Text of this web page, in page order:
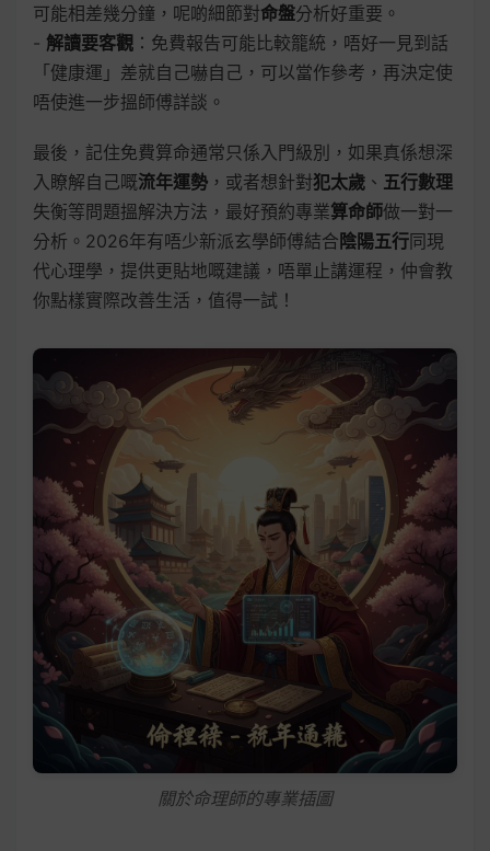
可能相差幾分鐘，呢啲細節對命盤分析好重要。
- 解讀要客觀 ：免費報告可能比較籠統，唔好一見到話
「健康運」差就自己嚇自己，可以當作參考，再決定使
唔使進一步搵師傅詳談。
最後，記住免費算命通常只係入門級別，如果真係想深
入瞭解自己嘅流年運勢 ，或者想針對犯太歲 、 五行數理
失衡等問題搵解決方法，最好預約專業算命師做一對一
分析。2026年有唔少新派玄學師傅結合 陰陽五行同現
代心理學，提供更貼地嘅建議，唔單止講運程，仲會教
你點樣實際改善生活，值得一試！
關於命理師的專業插圖